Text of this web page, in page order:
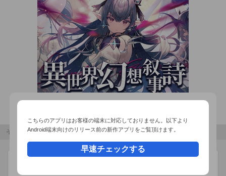
・カメラロールから画像を選んだ場合、選択画像に時間情報が
ある場合は
ができます。
影された時の場所情報が表示されますが
場所情報は表示されません。
=================================================
その他のおすすめコンテンツ
こちらのアプリはお客様の端末に対応しておりません。以下より
Android端末向けのリリース前の新作アプリをご覧頂けます。
早速チェックする